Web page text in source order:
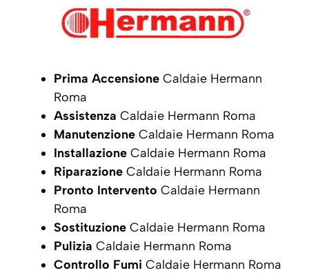
Prima Accensione Caldaie Hermann
Roma
Assistenza Caldaie Hermann Roma
Manutenzione Caldaie Hermann Roma
Installazione Caldaie Hermann Roma
Riparazione Caldaie Hermann Roma
Pronto Intervento Caldaie Hermann
Roma
Sostituzione Caldaie Hermann Roma
Pulizia Caldaie Hermann Roma
Controllo Fumi Caldaie Hermann Roma